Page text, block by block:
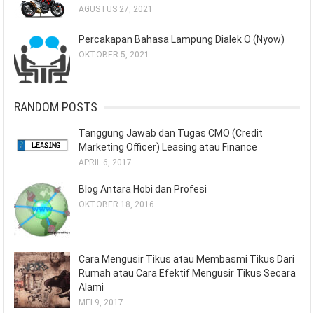
AGUSTUS 27, 2021
Percakapan Bahasa Lampung Dialek O (Nyow)
OKTOBER 5, 2021
RANDOM POSTS
Tanggung Jawab dan Tugas CMO (Credit
Marketing Officer) Leasing atau Finance
APRIL 6, 2017
Blog Antara Hobi dan Profesi
OKTOBER 18, 2016
Cara Mengusir Tikus atau Membasmi Tikus Dari
Rumah atau Cara Efektif Mengusir Tikus Secara
Alami
MEI 9, 2017